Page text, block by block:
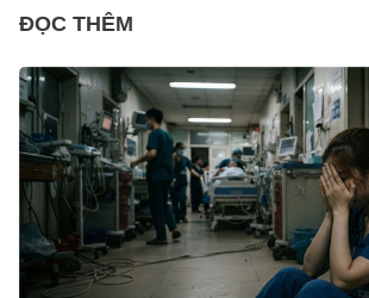
ĐỌC THÊM